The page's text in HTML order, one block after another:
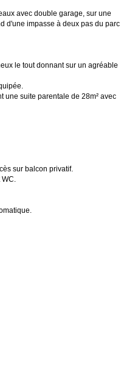
avec double garage, sur une
d'une impasse à deux pas du parc
le tout donnant sur un agréable
une suite parentale de 28m² avec
sur balcon privatif.